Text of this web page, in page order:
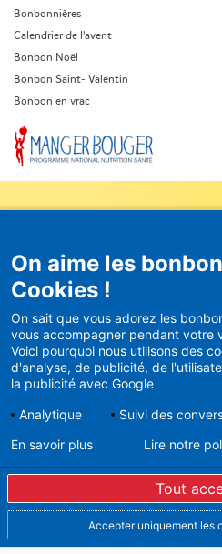
Bonbonnières
Calendrier de l'avent
Bonbon Noël
Bonbon Saint- Valentin
Bonbon en vrac
Newsletter
HARIBO
Recevez en avant-première nos
bons plans et actualités
En vous inscrivant à la newsletter, vous
recevoir des mails d’Haribo sur son
d’informations sur la gestion de vos
personnelles et pour exercer vos droits,
consulter notrePolitique de Protection
Vous pouvez à tout moment vous
On aime les
Cookies !
On sait que vous adorez les
vous accompagner pendant votre
Voici pourquoi nous utilisons des
d'analyse, de publicité, de
la publicité avec Google
Analytique
Suivi des
Tout
Accepter uniquement les
En savoir plus Lire notre